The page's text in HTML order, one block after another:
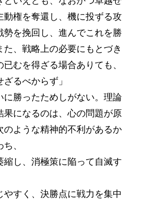
動権を奪還し、機に投ずる攻
勢を挽回し、進んでこれを勝
、戦略上の必要にもとづき
むを得ざる場合ありても、
るべからず」
勝ったためしがない。理論
果になるのは、心の問題が原
のような精神的不利があるか
、
し、消極策に陥って自滅す
すく、決勝点に戦力を集中